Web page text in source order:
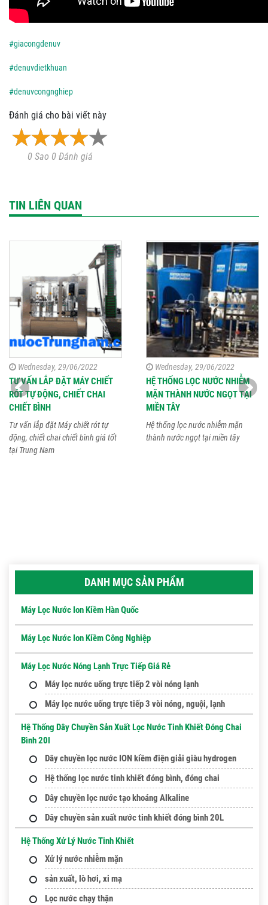
#giacongdenuv
#denuvdietkhuan
#denuvcongnghiep
Đánh giá cho bài viết này
0 Sao 0 Đánh giá
TIN LIÊN QUAN
Wednesday, 29/06/2022
TƯ VẤN LẮP ĐẶT MÁY CHIẾT
RÓT TỰ ĐỘNG, CHIẾT CHAI
CHIẾT BÌNH
Tư vấn lắp đặt Máy chiết rót tự
động, chiết chai chiết bình giá tốt
tại Trung Nam
Wednesday, 29/06/2022
HỆ THỐNG LỌC NƯỚC NHIỄM
MẶN THÀNH NƯỚC NGỌT TẠI
MIỀN TÂY
Hệ thống lọc nước nhiễm mặn
thành nước ngọt tại miền tây
DANH MỤC SẢN PHẨM
Máy Lọc Nước Ion Kiềm Hàn Quốc
Máy Lọc Nước Ion Kiềm Công Nghiệp
Máy Lọc Nước Nóng Lạnh Trực Tiếp Giá Rẻ
Máy lọc nước uống trực tiếp 2 vòi nóng lạnh
Máy lọc nước uống trực tiếp 3 vòi nóng, nguội, lạnh
Hệ Thống Dây Chuyền Sản Xuất Lọc Nước Tinh Khiết Đóng Chai
Bình 20l
Dây chuyền lọc nước ION kiềm điện giải giàu hydrogen
Hệ thống lọc nước tinh khiết đóng bình, đóng chai
Dây chuyền lọc nước tạo khoáng Alkaline
Dây chuyền sản xuất nước tinh khiết đóng bình 20L
Hệ Thống Xử Lý Nước Tinh Khiết
Xử lý nước nhiễm mặn
sản xuất, lò hơi, xi mạ
Lọc nước chạy thận